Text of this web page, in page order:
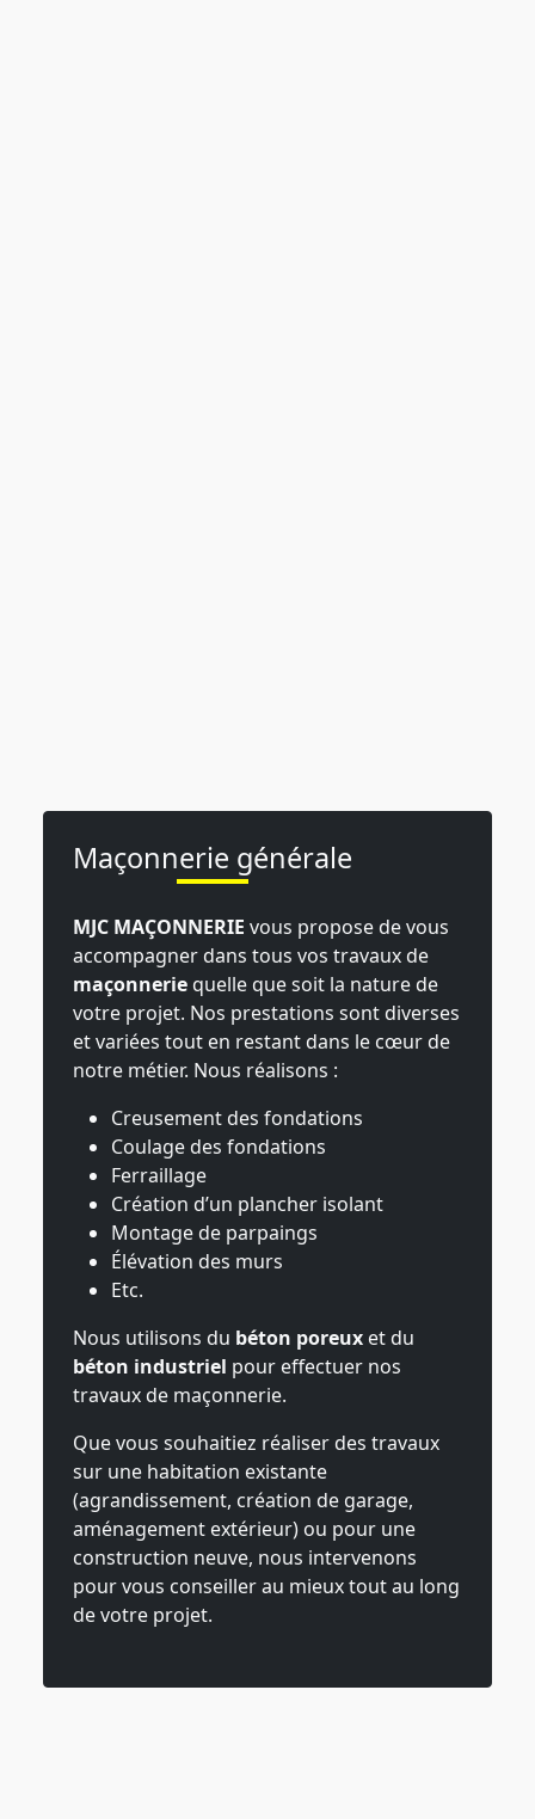
Maçonnerie générale
MJC MAÇONNERIE vous propose de vous
accompagner dans tous vos travaux de
maçonneriequelle que soit la nature de
votre projet. Nos prestations sont diverses
et variées tout en restant dans le cœur de
notre métier. Nous réalisons :
Creusement des fondations
Coulage des fondations
Ferraillage
Création d’un plancher isolant
Montage de parpaings
Élévation des murs
Etc.
Nous utilisons du béton poreux et du
béton industriel pour effectuer nos
travaux de maçonnerie.
Que vous souhaitiez réaliser des travaux
sur une habitation existante
(agrandissement, création de garage,
aménagement extérieur) ou pour une
construction neuve, nous intervenons
pour vous conseiller au mieux tout au long
de votre projet.